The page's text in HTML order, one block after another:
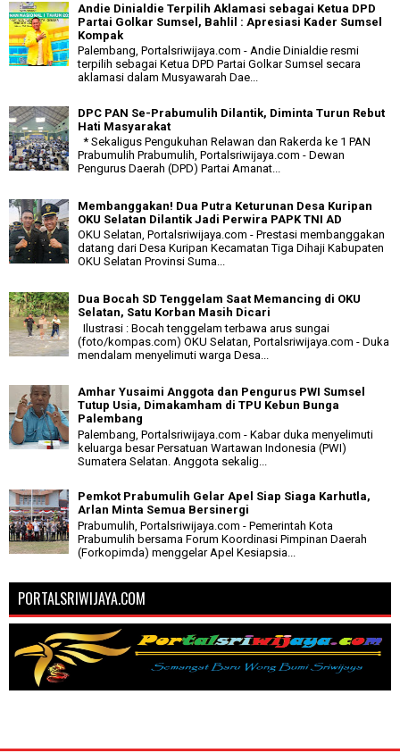
Andie Dinialdie Terpilih Aklamasi sebagai Ketua DPD
Partai Golkar Sumsel, Bahlil : Apresiasi Kader Sumsel
Kompak
Palembang, Portalsriwijaya.com - Andie Dinialdie resmi
terpilih sebagai Ketua DPD Partai Golkar Sumsel secara
aklamasi dalam Musyawarah Dae...
DPC PAN Se-Prabumulih Dilantik, Diminta Turun Rebut
Hati Masyarakat
* Sekaligus Pengukuhan Relawan dan Rakerda ke 1 PAN
Prabumulih Prabumulih, Portalsriwijaya.com - Dewan
Pengurus Daerah (DPD) Partai Amanat...
Membanggakan! Dua Putra Keturunan Desa Kuripan
OKU Selatan Dilantik Jadi Perwira PAPK TNI AD
OKU Selatan, Portalsriwijaya.com - Prestasi membanggakan
datang dari Desa Kuripan Kecamatan Tiga Dihaji Kabupaten
OKU Selatan Provinsi Suma...
Dua Bocah SD Tenggelam Saat Memancing di OKU
Selatan, Satu Korban Masih Dicari
Ilustrasi : Bocah tenggelam terbawa arus sungai
(foto/kompas.com) OKU Selatan, Portalsriwijaya.com - Duka
mendalam menyelimuti warga Desa...
Amhar Yusaimi Anggota dan Pengurus PWI Sumsel
Tutup Usia, Dimakamham di TPU Kebun Bunga
Palembang
Palembang, Portalsriwijaya.com - Kabar duka menyelimuti
keluarga besar Persatuan Wartawan Indonesia (PWI)
Sumatera Selatan. Anggota sekalig...
Pemkot Prabumulih Gelar Apel Siap Siaga Karhutla,
Arlan Minta Semua Bersinergi
Prabumulih, Portalsriwijaya.com - Pemerintah Kota
Prabumulih bersama Forum Koordinasi Pimpinan Daerah
(Forkopimda) menggelar Apel Kesiapsia...
PORTALSRIWIJAYA.COM